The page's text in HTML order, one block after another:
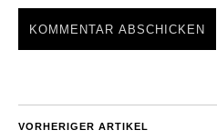
VORHERIGER ARTIKEL